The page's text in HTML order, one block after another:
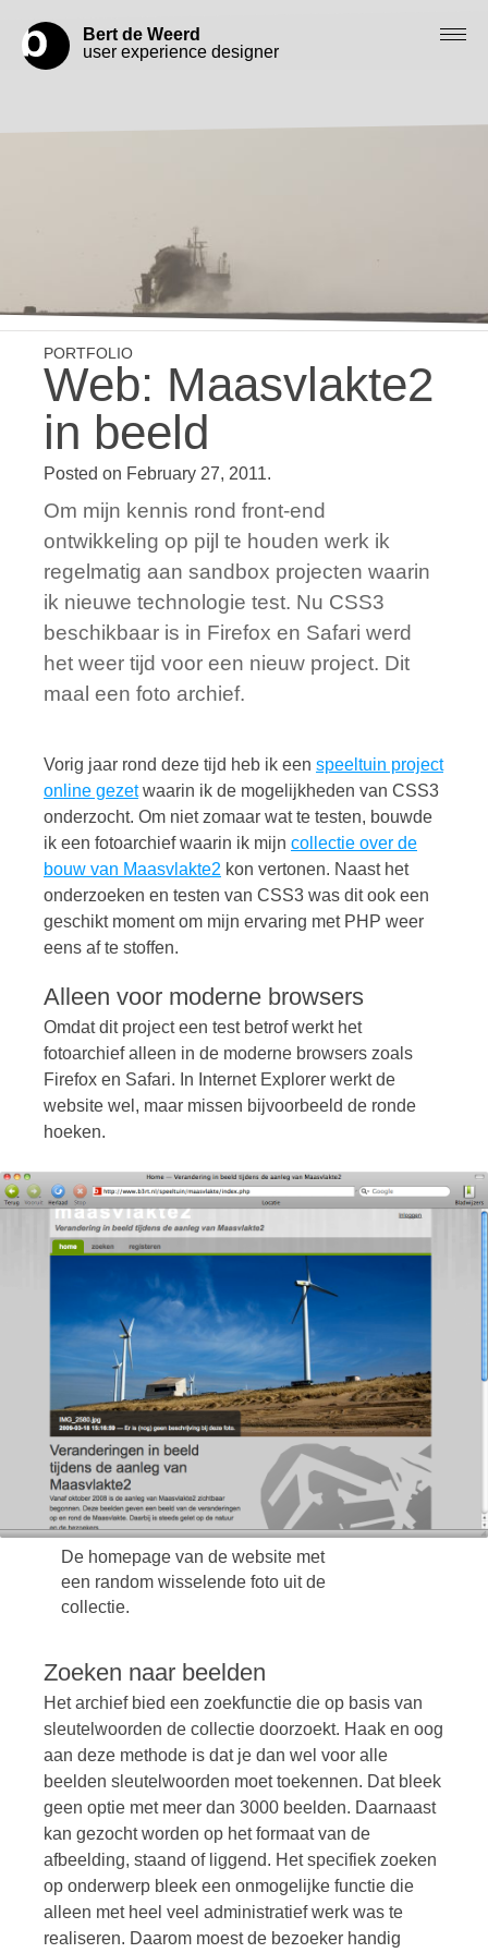
Web: Maasvlakte2
in beeld
Posted on February 27, 2011.
Om mijn kennis rond front-end
ontwikkeling op pijl te houden werk ik
regelmatig aan sandbox projecten waarin
ik nieuwe technologie test. Nu CSS3
beschikbaar is in Firefox en Safari werd
het weer tijd voor een nieuw project. Dit
maal een foto archief.
Vorig jaar rond deze tijd heb ik een speeltuin project
online gezetwaarin ik de mogelijkheden van CSS3
onderzocht. Om niet zomaar wat te testen, bouwde
ik een fotoarchief waarin ik mijn collectie over de
bouw van Maasvlakte2 kon vertonen. Naast het
onderzoeken en testen van CSS3 was dit ook een
geschikt moment om mijn ervaring met PHP weer
eens af te stoffen.
Alleen voor moderne browsers
Omdat dit project een test betrof werkt het
fotoarchief alleen in de moderne browsers zoals
Firefox en Safari. In Internet Explorer werkt de
website wel, maar missen bijvoorbeeld de ronde
hoeken.
De homepage van de website met
een random wisselende foto uit de
collectie.
Zoeken naar beelden
Het archief bied een zoekfunctie die op basis van
sleutelwoorden de collectie doorzoekt. Haak en oog
aan deze methode is dat je dan wel voor alle
beelden sleutelwoorden moet toekennen. Dat bleek
geen optie met meer dan 3000 beelden. Daarnaast
kan gezocht worden op het formaat van de
afbeelding, staand of liggend. Het specifiek zoeken
op onderwerp bleek een onmogelijke functie die
alleen met heel veel administratief werk was te
realiseren. Daarom moest de bezoeker handig
Bert de Weerd
user experience designer
Let’s get in contact